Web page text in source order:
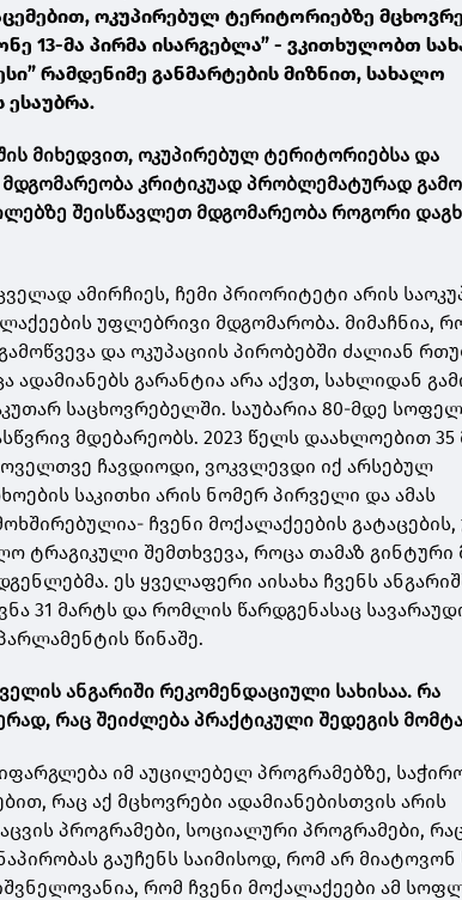
ოკუპირებულ ტერიტორიებზე
13-მა პირმა ისარგებლა” - ვკითხულობთ
რამდენიმე განმარტების მიზნით, სახალო
მიხედვით, ოკუპირებულ ტერიტორიებსა და
კრიტიკუად პრობლემატურად
შეისწავლეთ მდგომარეობა როგორი
ამირჩიეს, ჩემი პრიორიტეტი არის
უფლებრივი მდგომარობა. მიმაჩნია,
და ოკუპაციის პირობებში ძალიან
ადამიანებს გარანტია არა აქვთ, სახლიდან
საცხოვრებელში. საუბარია 80-მდე
მდებარეობს. 2023 წელს დაახლოებით 35
ჩავდიოდი, ვოკვლევდი იქ არსებულ
საკითხი არის ნომერ პირველი და ამას
ჩვენი მოქალაქეების
ტრაგიკული შემთხვევა, როცა თამაზ გინტური
ეს ყველაფერი აისახა ჩვენს
31 მარტს და რომლის წარდგენასაც
წინაშე.
ანგარიში რეკომენდაციული სახისაა. რა
რაც შეიძლება პრაქტიკული შედეგის
იმ აუცილებელ პროგრამებზე,
რაც აქ მცხოვრები ადამიანებისთვის არის
პროგრამები, სოციალური პროგრამები,
გაუჩენს საიმისოდ, რომ არ მიატოვონ
რომ ჩვენი მოქალაქეები ამ